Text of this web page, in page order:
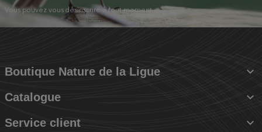
Vous pouvez vous désinscrire à tout moment.
Boutique Nature de la Ligue 
Catalogue 
Service client 